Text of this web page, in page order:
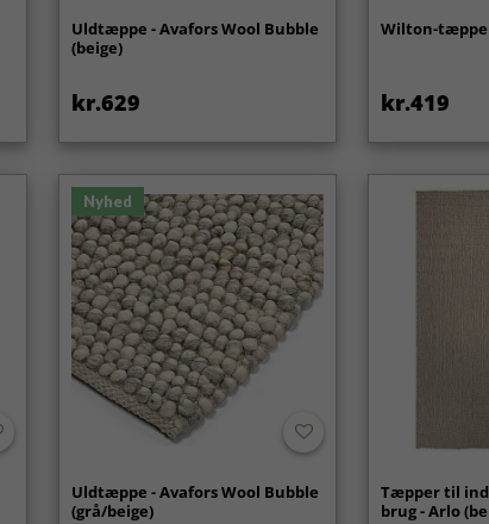
Uldtæppe - Avafors Wool Bubble
(beige)
kr.629
Wilton-tæppe
kr.419
Nyhed
Uldtæppe - Avafors Wool Bubble
(grå/beige)
Tæpper til
brug - Arlo